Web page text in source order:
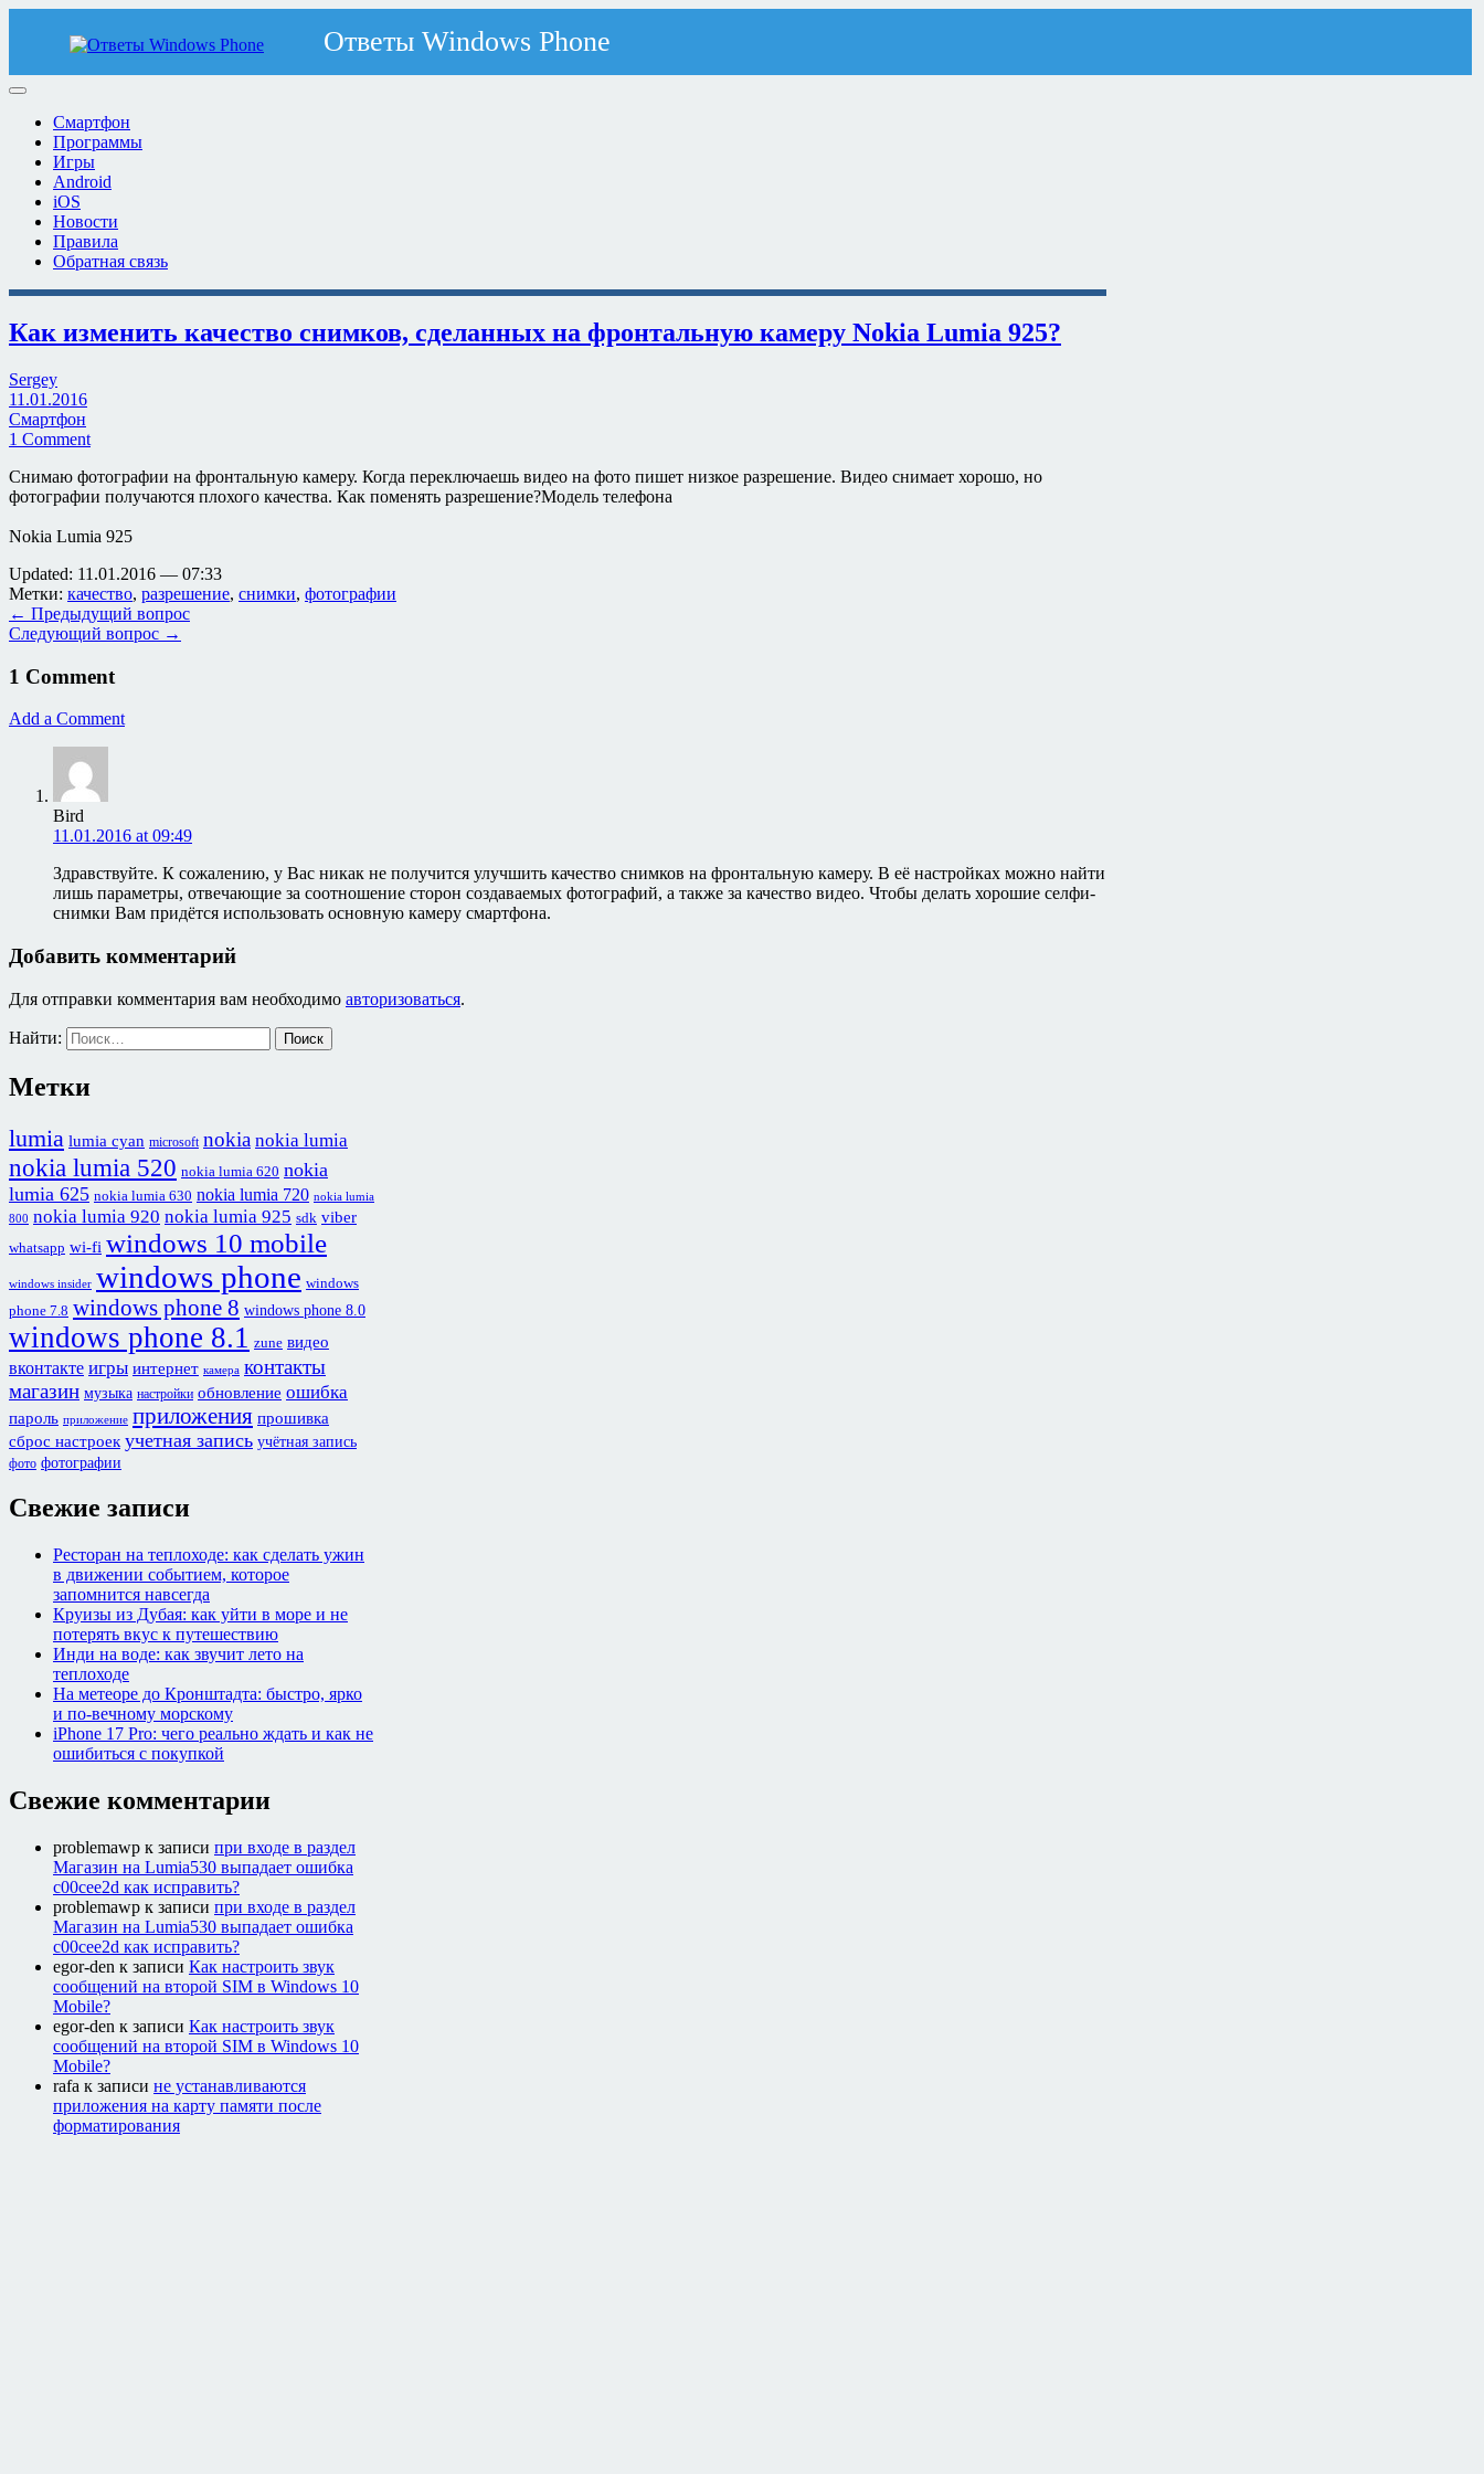
Смартфон
Программы
Игры
Android
iOS
Новости
Правила
Обратная связь
Как изменить качество снимков, сделанных на фронтальную камеру Nokia Lumia 925?
Sergey
11.01.2016
Смартфон
1 Comment
Снимаю фотографии на фронтальную камеру. Когда переключаешь видео на фото пишет низкое разрешение. Видео снимает хорошо, но
фотографии получаются плохого качества. Как поменять разрешение?Модель телефона
Nokia Lumia 925
Updated: 11.01.2016 — 07:33
Метки: качество, разрешение, снимки, фотографии
← Предыдущий вопрос
Следующий вопрос →
1 Comment
Add a Comment
Bird
11.01.2016 at 09:49
Здравствуйте. К сожалению, у Вас никак не получится улучшить качество снимков на фронтальную камеру. В её настройках можно найти
лишь параметры, отвечающие за соотношение сторон создаваемых фотографий, а также за качество видео. Чтобы делать хорошие селфи-
снимки Вам придётся использовать основную камеру смартфона.
Добавить комментарий
Для отправки комментария вам необходимо авторизоваться.
Найти:
Метки
lumia lumia cyan microsoft nokia nokia lumia
nokia lumia 520 nokia lumia 620 nokia
lumia 625 nokia lumia 630 nokia lumia 720 nokia lumia
800 nokia lumia 920 nokia lumia 925 sdk viber
whatsapp wi-fi windows 10 mobile
windows insider windows phone windows
phone 7.8 windows phone 8 windows phone 8.0
windows phone 8.1 zune видео
вконтакте игры интернет камера контакты
магазин музыка настройки обновление ошибка
пароль приложение приложения прошивка
сброс настроек учетная запись учётная запись
фото фотографии
Свежие записи
Ресторан на теплоходе: как сделать ужин
в движении событием, которое
запомнится навсегда
Круизы из Дубая: как уйти в море и не
потерять вкус к путешествию
Инди на воде: как звучит лето на
теплоходе
На метеоре до Кронштадта: быстро, ярко
и по-вечному морскому
iPhone 17 Pro: чего реально ждать и как не
ошибиться с покупкой
Свежие комментарии
problemawp к записи при входе в раздел
Магазин на Lumia530 выпадает ошибка
c00cee2d как исправить?
problemawp к записи при входе в раздел
Магазин на Lumia530 выпадает ошибка
c00cee2d как исправить?
egor-den к записи Как настроить звук
сообщений на второй SIM в Windows 10
Mobile?
egor-den к записи Как настроить звук
сообщений на второй SIM в Windows 10
Mobile?
rafa к записи не устанавливаются
приложения на карту памяти после
форматирования